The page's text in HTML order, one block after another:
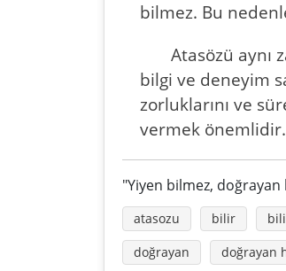
bilmez. Bu
Atasözü aynı
bilgi ve deneyim
zorluklarını ve
vermek önemlidir.
"Yiyen bilmez,
atasozu bilir
doğrayan
doğrayan